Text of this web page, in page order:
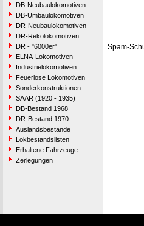
DB-Neubaulokomotiven
DB-Umbaulokomotiven
DR-Neubaulokomotiven
DR-Rekolokomotiven
DR - "6000er"
ELNA-Lokomotiven
Industrielokomotiven
Feuerlose Lokomotiven
Sonderkonstruktionen
SAAR (1920 - 1935)
DB-Bestand 1968
DR-Bestand 1970
Auslandsbestände
Lokbestandslisten
Erhaltene Fahrzeuge
Zerlegungen
Spam-